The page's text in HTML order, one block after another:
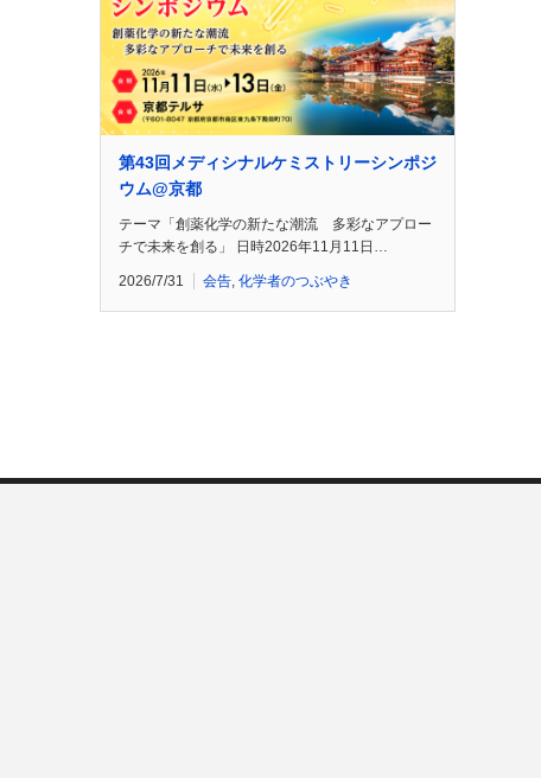
第43回メディシナルケミストリーシンポジ
ウム@京都
テーマ「創薬化学の新たな潮流 多彩なアプロー
チで未来を創る」 日時2026年11月11日…
2026/7/31 会告, 化学者のつぶやき